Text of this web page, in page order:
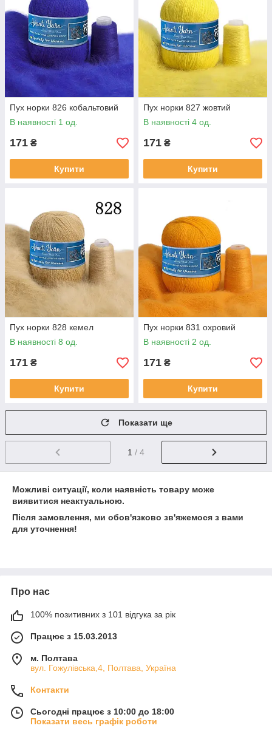
Пух норки 826 кобальтовий
В наявності 1 од.
171 ₴
Купити
Пух норки 827 жовтий
В наявності 4 од.
171 ₴
Купити
Пух норки 828 кемел
В наявності 8 од.
171 ₴
Купити
Пух норки 831 охровий
В наявності 2 од.
171 ₴
Купити
Показати ще
1 / 4
Можливі ситуації, коли наявність товару може
виявитися неактуальною.
Після замовлення, ми обов'язково зв'яжемося з вами
для уточнення!
Про нас
100% позитивних з 101 відгука за рік
Працює з 15.03.2013
м. Полтава
вул. Гожулівська,4, Полтава, Україна
Контакти
Сьогодні працює з 10:00 до 18:00
Показати весь графік роботи